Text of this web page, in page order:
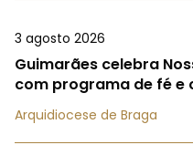
3 agosto 2026
Guimarães celebra
com programa de fé e
Arquidiocese de Braga